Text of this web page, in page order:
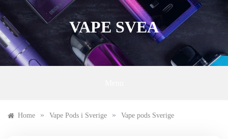
to
content
VAPE SVEA
Home » Vape Pods i Sverige » Vape pods Sverige